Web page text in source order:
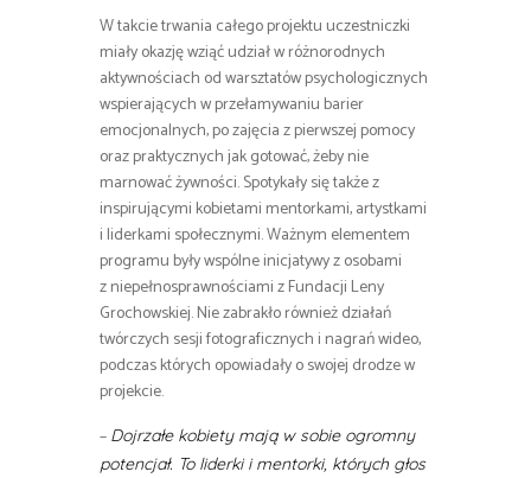
W takcie trwania całego projektu uczestniczki
miały okazję wziąć udział w różnorodnych
aktywnościach od warsztatów psychologicznych
wspierających w przełamywaniu barier
emocjonalnych, po zajęcia z pierwszej pomocy
oraz praktycznych jak gotować, żeby nie
marnować żywności. Spotykały się także z
inspirującymi kobietami mentorkami, artystkami
i liderkami społecznymi. Ważnym elementem
programu były wspólne inicjatywy z osobami
z niepełnosprawnościami z Fundacji Leny
Grochowskiej. Nie zabrakło również działań
twórczych sesji fotograficznych i nagrań wideo,
podczas których opowiadały o swojej drodze w
projekcie.
– Dojrzałe kobiety mają w sobie ogromny
potencjał. To liderki i mentorki, których głos